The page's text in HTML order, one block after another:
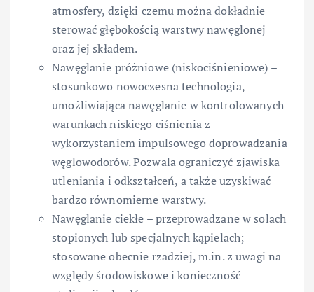
atmosfery, dzięki czemu można dokładnie
sterować głębokością warstwy nawęglonej
oraz jej składem.
Nawęglanie próżniowe (niskociśnieniowe) –
stosunkowo nowoczesna technologia,
umożliwiająca nawęglanie w kontrolowanych
warunkach niskiego ciśnienia z
wykorzystaniem impulsowego doprowadzania
węglowodorów. Pozwala ograniczyć zjawiska
utleniania i odkształceń, a także uzyskiwać
bardzo równomierne warstwy.
Nawęglanie ciekłe – przeprowadzane w solach
stopionych lub specjalnych kąpielach;
stosowane obecnie rzadziej, m.in. z uwagi na
względy środowiskowe i konieczność